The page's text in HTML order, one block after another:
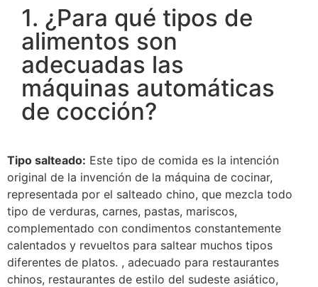
1. ¿Para qué tipos de
alimentos son
adecuadas las
máquinas automáticas
de cocción?
Tipo salteado: Este tipo de comida es la intención
original de la invención de la máquina de cocinar,
representada por el salteado chino, que mezcla todo
tipo de verduras, carnes, pastas, mariscos,
complementado con condimentos constantemente
calentados y revueltos para saltear muchos tipos
diferentes de platos. , adecuado para restaurantes
chinos, restaurantes de estilo del sudeste asiático,